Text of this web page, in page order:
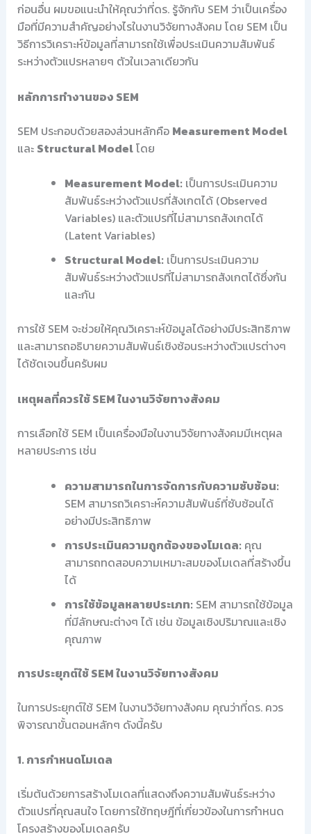
ก่อนอื่น ผมขอแนะนำให้คุณว่าที่ดร. รู้จักกับ SEM ว่าเป็นเครื่อง
มือที่มีความสำคัญอย่างไรในงานวิจัยทางสังคม โดย SEM เป็น
วิธีการวิเคราะห์ข้อมูลที่สามารถใช้เพื่อประเมินความสัมพันธ์
ระหว่างตัวแปรหลายๆ ตัวในเวลาเดียวกัน
หลักการทำงานของ SEM
SEM ประกอบด้วยสองส่วนหลักคือ Measurement Model
และ Structural Modelโดย
Measurement Model: เป็นการประเมินความ
สัมพันธ์ระหว่างตัวแปรที่สังเกตได้ (Observed
Variables) และตัวแปรที่ไม่สามารถสังเกตได้
(Latent Variables)
Structural Model: เป็นการประเมินความ
สัมพันธ์ระหว่างตัวแปรที่ไม่สามารถสังเกตได้ซึ่งกัน
และกัน
การใช้ SEM จะช่วยให้คุณวิเคราะห์ข้อมูลได้อย่างมีประสิทธิภาพ
และสามารถอธิบายความสัมพันธ์เชิงซ้อนระหว่างตัวแปรต่างๆ
ได้ชัดเจนขึ้นครับผม
เหตุผลที่ควรใช้ SEM ในงานวิจัยทางสังคม
การเลือกใช้ SEM เป็นเครื่องมือในงานวิจัยทางสังคมมีเหตุผล
หลายประการ เช่น
ความสามารถในการจัดการกับความซับซ้อน:
SEM สามารถวิเคราะห์ความสัมพันธ์ที่ซับซ้อนได้
อย่างมีประสิทธิภาพ
การประเมินความถูกต้องของโมเดล: คุณ
สามารถทดสอบความเหมาะสมของโมเดลที่สร้างขึ้น
ได้
การใช้ข้อมูลหลายประเภท: SEM สามารถใช้ข้อมูล
ที่มีลักษณะต่างๆ ได้ เช่น ข้อมูลเชิงปริมาณและเชิง
คุณภาพ
การประยุกต์ใช้ SEM ในงานวิจัยทางสังคม
ในการประยุกต์ใช้ SEM ในงานวิจัยทางสังคม คุณว่าที่ดร. ควร
พิจารณาขั้นตอนหลักๆ ดังนี้ครับ
1. การกำหนดโมเดล
เริ่มต้นด้วยการสร้างโมเดลที่แสดงถึงความสัมพันธ์ระหว่าง
ตัวแปรที่คุณสนใจ โดยการใช้ทฤษฎีที่เกี่ยวข้องในการกำหนด
โครงสร้างของโมเดลครับ